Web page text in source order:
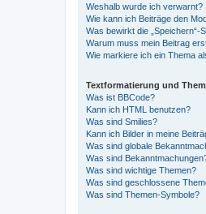
Weshalb wurde ich verwarnt?
Wie kann ich Beiträge den
Was bewirkt die „Speichern“-
Warum muss mein Beitrag
Wie markiere ich ein Thema
Textformatierung und
Was ist BBCode?
Kann ich HTML benutzen?
Was sind Smilies?
Kann ich Bilder in meine
Was sind globale
Was sind
Was sind wichtige Themen?
Was sind geschlossene
Was sind Themen-Symbole?